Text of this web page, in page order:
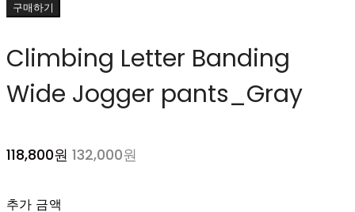
구매하기
Climbing Letter Banding
Wide Jogger pants_Gray
118,800원 132,000원
추가 금액